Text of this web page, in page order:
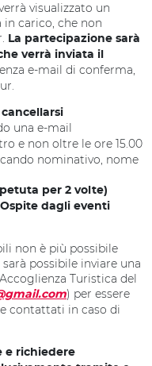
visualizzato un
carico, che non
La partecipazione sarà
verrà inviata il
e-mail di conferma,
una e-mail
e non oltre le ore 15.00
nominativo, nome
per 2 volte)
dagli eventi
non è più possibile
possibile inviare una
Turistica del
) per essere
contattati in caso di
e richiedere